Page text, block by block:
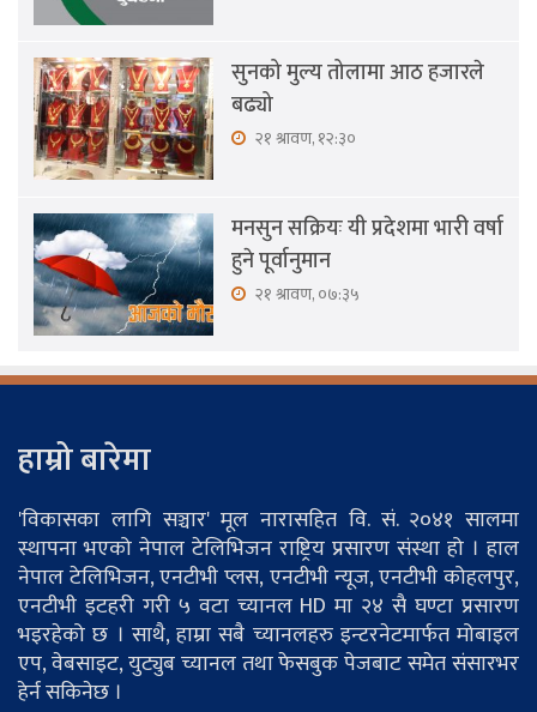
सुनको मुल्य तोलामा आठ हजारले
बढ्यो
२१ श्रावण, १२:३०
मनसुन सक्रियः यी प्रदेशमा भारी वर्षा
हुने पूर्वानुमान
२१ श्रावण, ०७:३५
हाम्रो बारेमा
'विकासका लागि सञ्चार' मूल नारासहित वि. सं. २०४१ सालमा
स्थापना भएको नेपाल टेलिभिजन राष्ट्रिय प्रसारण संस्था हो । हाल
नेपाल टेलिभिजन, एनटीभी प्लस, एनटीभी न्यूज, एनटीभी कोहलपुर,
एनटीभी इटहरी गरी ५ वटा च्यानल HD मा २४ सै घण्टा प्रसारण
भइरहेको छ । साथै, हाम्रा सबै च्यानलहरु इन्टरनेटमार्फत मोबाइल
एप, वेबसाइट, युट्युब च्यानल तथा फेसबुक पेजबाट समेत संसारभर
हेर्न सकिनेछ ।